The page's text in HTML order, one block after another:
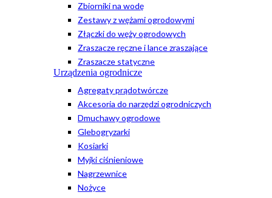
Zbiorniki na wodę
Zestawy z wężami ogrodowymi
Złączki do węży ogrodowych
Zraszacze ręczne i lance zraszające
Zraszacze statyczne
Urządzenia ogrodnicze
Agregaty prądotwórcze
Akcesoria do narzędzi ogrodniczych
Dmuchawy ogrodowe
Glebogryzarki
Kosiarki
Myjki ciśnieniowe
Nagrzewnice
Nożyce